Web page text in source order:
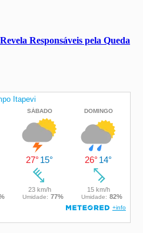
Responsáveis pela Queda